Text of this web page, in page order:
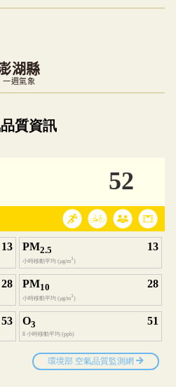
湖縣
一週氣象
為視覺預覽，完整即時空